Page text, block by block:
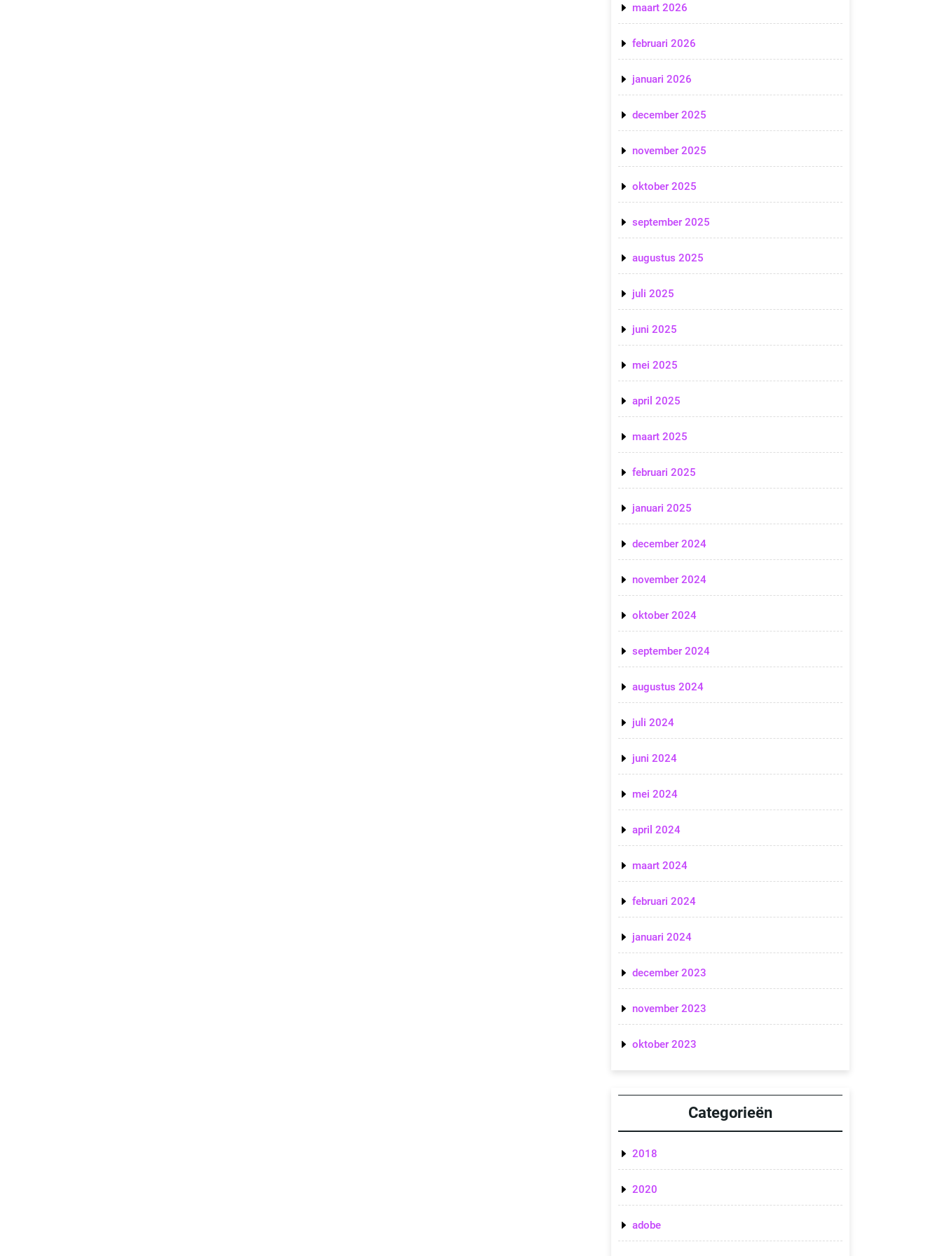
maart 2026
februari 2026
januari 2026
december 2025
november 2025
oktober 2025
september 2025
augustus 2025
juli 2025
juni 2025
mei 2025
april 2025
maart 2025
februari 2025
januari 2025
december 2024
november 2024
oktober 2024
september 2024
augustus 2024
juli 2024
juni 2024
mei 2024
april 2024
maart 2024
februari 2024
januari 2024
december 2023
november 2023
oktober 2023
Categorieën
2018
2020
adobe